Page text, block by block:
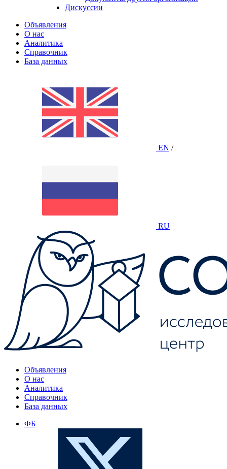
Дискуссии
Объявления
О нас
Аналитика
Справочник
База данных
EN /
RU
Объявления
О нас
Аналитика
Справочник
База данных
ФБ